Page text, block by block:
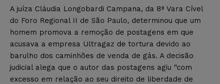
A juíza Cláudia Longobardi Campana, da 8ª Vara Cível
do Foro Regional II de São Paulo, determinou que um
homem promova a remoção de postagens em que
acusava a empresa Ultragaz de tortura devido ao
barulho dos caminhões de venda de gás. A decisão
judicial alega que o autor das postagens agiu “com
excesso em relação ao seu direito de liberdade de